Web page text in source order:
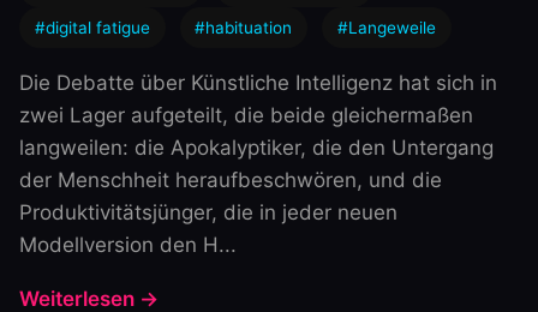
#digital fatigue #habituation #Langeweile
Die Debatte über Künstliche Intelligenz hat sich in
zwei Lager aufgeteilt, die beide gleichermaßen
langweilen: die Apokalyptiker, die den Untergang
der Menschheit heraufbeschwören, und die
Produktivitätsjünger, die in jeder neuen
Modellversion den H...
Weiterlesen →